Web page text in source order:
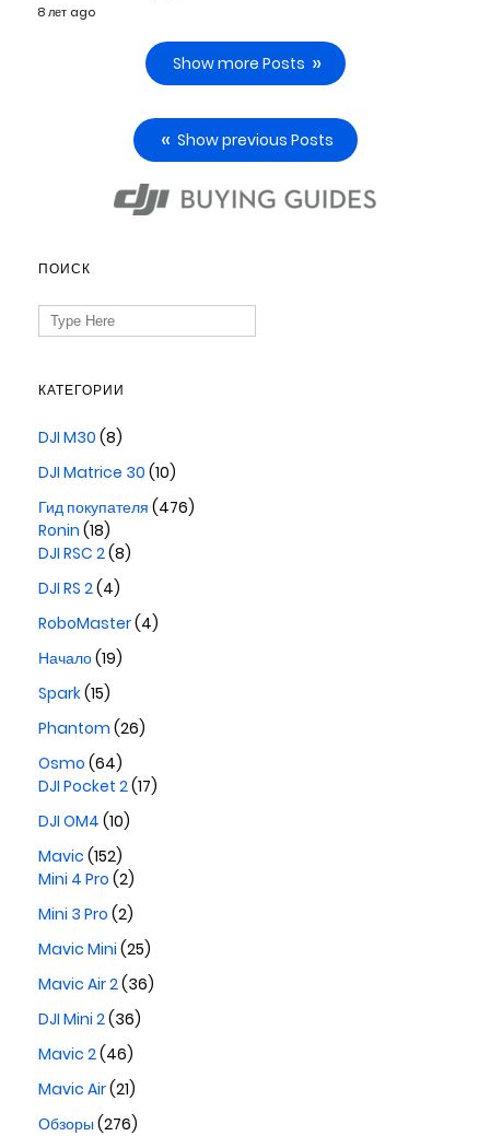
8 лет ago
Show more Posts
Show previous Posts
ПОИСК
Search
for:
КАТЕГОРИИ
DJI M30 (8)
DJI Matrice 30 (10)
Гид покупателя (476)
Ronin (18)
DJI RSC 2(8)
DJI RS 2(4)
RoboMaster(4)
Начало(19)
Spark(15)
Phantom (26)
Osmo (64)
DJI Pocket 2(17)
DJI OM4 (10)
Mavic (152)
Mini 4 Pro (2)
Mini 3 Pro (2)
Mavic Mini (25)
Mavic Air 2(36)
DJI Mini 2(36)
Mavic 2(46)
Mavic Air(21)
Обзоры(276)